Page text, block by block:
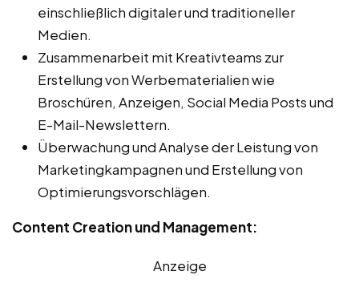
einschließlich digitaler und traditioneller
Medien.
Zusammenarbeit mit Kreativteams zur
Erstellung von Werbematerialien wie
Broschüren, Anzeigen, Social Media Posts und
E-Mail-Newslettern.
Überwachung und Analyse der Leistung von
Marketingkampagnen und Erstellung von
Optimierungsvorschlägen.
Content Creation und Management:
Anzeige